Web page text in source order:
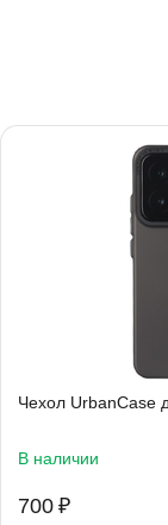
Чехол UrbanCase
В наличии
‍700‍ ₽